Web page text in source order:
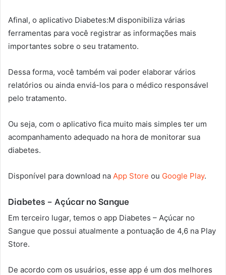
Afinal, o aplicativo Diabetes:M disponibiliza várias
ferramentas para você registrar as informações mais
importantes sobre o seu tratamento.
Dessa forma, você também vai poder elaborar vários
relatórios ou ainda enviá-los para o médico responsável
pelo tratamento.
Ou seja, com o aplicativo fica muito mais simples ter um
acompanhamento adequado na hora de monitorar sua
diabetes.
Disponível para download na App Store ou Google Play.
Diabetes – Açúcar no Sangue
Em terceiro lugar, temos o app Diabetes – Açúcar no
Sangue que possui atualmente a pontuação de 4,6 na Play
Store.
De acordo com os usuários, esse app é um dos melhores